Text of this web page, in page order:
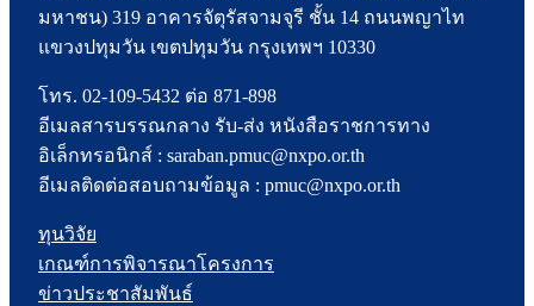
มหาชน) 319 อาคารจัตุรัสจามจุรี ชั้น 14 ถนนพญาไท
แขวงปทุมวัน เขตปทุมวัน กรุงเทพฯ 10330
โทร. 02-109-5432 ต่อ 871-898
อีเมลสารบรรณกลาง รับ-ส่ง หนังสือราชการทาง
อิเล็กทรอนิกส์ : saraban.pmuc@nxpo.or.th
อีเมลติดต่อสอบถามข้อมูล : pmuc@nxpo.or.th
ทุนวิจัย
เกณฑ์การพิจารณาโครงการ
ข่าวประชาสัมพันธ์